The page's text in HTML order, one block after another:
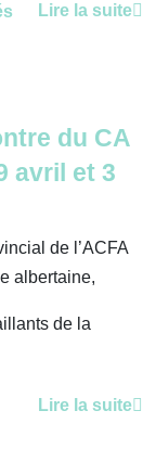
Lire la suite
du CA
avril et 3
de l’ACFA
albertaine,
de la
Lire la suite